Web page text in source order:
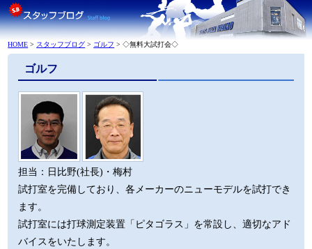
HOME > スタッフブログ > ゴルフ >◇無料大試打会◇
ゴルフ
担当：日比野(社長)・梅村
試打室を完備しており、各メーカーのニューモデルを試打でき
ます。
試打室には打球測定装置「ピタゴラス」を常設し、適切なアド
バイスをいたします。